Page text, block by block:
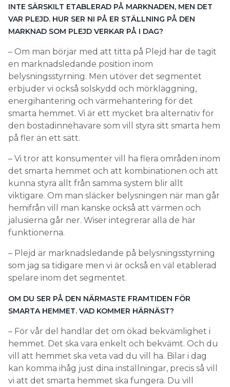
INTE SÄRSKILT ETABLERAD PÅ MARKNADEN, MEN DET
VAR PLEJD. HUR SER NI PÅ ER STÄLLNING PÅ DEN
MARKNAD SOM PLEJD VERKAR PÅ I DAG?
– Om man börjar med att titta på Plejd har de tagit
en marknadsledande position inom
belysningsstyrning. Men utöver det segmentet
erbjuder vi också solskydd och mörkläggning,
energihantering och värmehantering för det
smarta hemmet. Vi är ett mycket bra alternativ för
den bostadinnehavare som vill styra sitt smarta hem
på fler än ett sätt.
– Vi tror att konsumenter vill ha flera områden inom
det smarta hemmet och att kombinationen och att
kunna styra allt från samma system blir allt
viktigare. Om man släcker belysningen när man går
hemifrån vill man kanske också att värmen och
jalusierna går ner. Wiser integrerar alla de här
funktionerna.
– Plejd är marknadsledande på belysningsstyrning
som jag sa tidigare men vi är också en väl etablerad
spelare inom det segmentet.
OM DU SER PÅ DEN NÄRMASTE FRAMTIDEN FÖR
SMARTA HEMMET. VAD KOMMER HÄRNÄST?
– För vår del handlar det om ökad bekvämlighet i
hemmet. Det ska vara enkelt och bekvämt. Och du
vill att hemmet ska veta vad du vill ha. Bilar i dag
kan komma ihåg just dina inställningar, precis så vill
vi att det smarta hemmet ska fungera. Du vill